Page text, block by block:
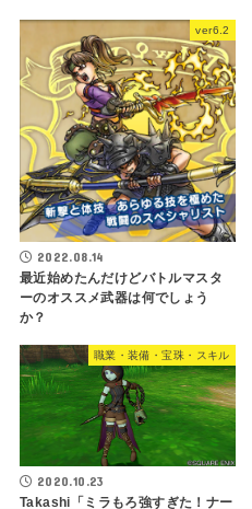
ver6.2
2022.08.14
最近始めたんだけどバトルマスタ
ーのオススメ武器は何でしょう
か？
職業・装備・宝珠・スキル
2020.10.23
Takashi「ミラもろ強すぎた！ナー